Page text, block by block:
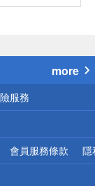
more
服務
會員服務條款 隱